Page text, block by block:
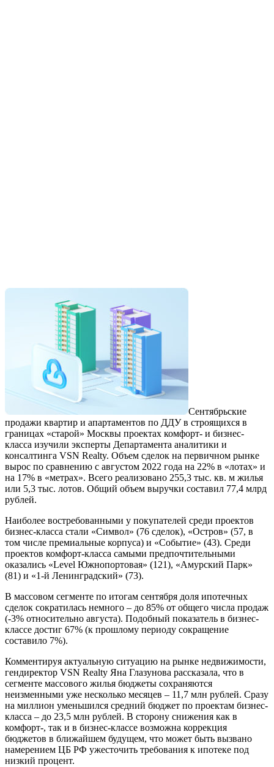
Сентябрьские
продажи квартир и апартаментов по ДДУ в строящихся в
границах «старой» Москвы проектах комфорт- и бизнес-
класса изучили эксперты Департамента аналитики и
консалтинга VSN Realty. Объем сделок на первичном рынке
вырос по сравнению с августом 2022 года на 22% в «лотах» и
на 17% в «метрах». Всего реализовано 255,3 тыс. кв. м жилья
или 5,3 тыс. лотов. Общий объем выручки составил 77,4 млрд
рублей.
Наиболее востребованными у покупателей среди проектов
бизнес-класса стали «Символ» (76 сделок), «Остров» (57, в
том числе премиальные корпуса) и «Событие» (43). Среди
проектов комфорт-класса самыми предпочтительными
оказались «Level Южнопортовая» (121), «Амурский Парк»
(81) и «1-й Ленинградский» (73).
В массовом сегменте по итогам сентября доля ипотечных
сделок сократилась немного – до 85% от общего числа продаж
(-3% относительно августа). Подобный показатель в бизнес-
классе достиг 67% (к прошлому периоду сокращение
составило 7%).
Комментируя актуальную ситуацию на рынке недвижимости,
гендиректор VSN Realty Яна Глазунова рассказала, что в
сегменте массового жилья бюджеты сохраняются
неизменными уже несколько месяцев – 11,7 млн рублей. Сразу
на миллион уменьшился средний бюджет по проектам бизнес-
класса – до 23,5 млн рублей. В сторону снижения как в
комфорт-, так и в бизнес-классе возможна коррекция
бюджетов в ближайшем будущем, что может быть вызвано
намерением ЦБ РФ ужесточить требования к ипотеке под
низкий процент.